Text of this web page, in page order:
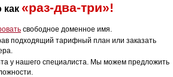
как «раз-два-три»!
свободное доменное имя.
подходящий тарифный план или заказать
у нашего специалиста. Мы можем предложить